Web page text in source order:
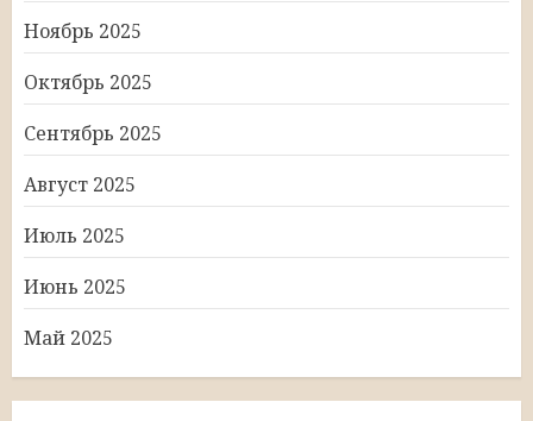
Ноябрь 2025
Октябрь 2025
Сентябрь 2025
Август 2025
Июль 2025
Июнь 2025
Май 2025